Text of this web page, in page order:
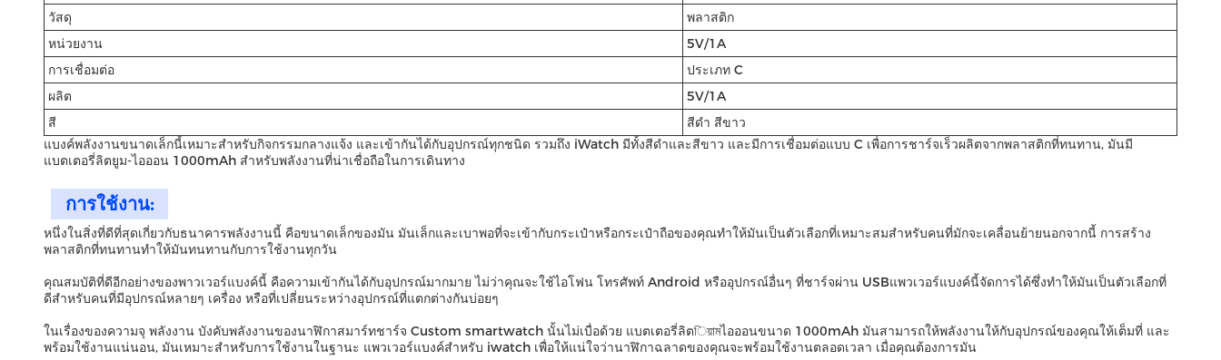
วัสดุ
พลาสติก
หน่วยงาน
5V/1A
การเชื่อมต่อ
ประเภท C
ผลิต
5V/1A
สี
สีดํา สีขาว
แบงค์พลังงานขนาดเล็กนี้เหมาะสําหรับกิจกรรมกลางแจ้ง และเข้ากันได้กับอุปกรณ์ทุกชนิด รวมถึง iWatch มีทั้งสีดําและสีขาว และมีการเชื่อมต่อแบบ C เพื่อการชาร์จเร็วผลิตจากพลาสติกที่ทนทาน, มันมี
แบตเตอรี่ลิตยูม-ไอออน 1000mAh สําหรับพลังงานที่น่าเชื่อถือในการเดินทาง
การใช้งาน:
หนึ่งในสิ่งที่ดีที่สุดเกี่ยวกับธนาคารพลังงานนี้ คือขนาดเล็กของมัน มันเล็กและเบาพอที่จะเข้ากับกระเป๋าหรือกระเป๋าถือของคุณทําให้มันเป็นตัวเลือกที่เหมาะสมสําหรับคนที่มักจะเคลื่อนย้ายนอกจากนี้ การสร้าง
พลาสติกที่ทนทานทําให้มันทนทานกับการใช้งานทุกวัน
คุณสมบัติที่ดีอีกอย่างของพาวเวอร์แบงค์นี้ คือความเข้ากันได้กับอุปกรณ์มากมาย ไม่ว่าคุณจะใช้ไอโฟน โทรศัพท์ Android หรืออุปกรณ์อื่นๆ ที่ชาร์จผ่าน USBแพวเวอร์แบงค์นี้จัดการได้ซึ่งทําให้มันเป็นตัวเลือกที่
ดีสําหรับคนที่มีอุปกรณ์หลายๆ เครื่อง หรือที่เปลี่ยนระหว่างอุปกรณ์ที่แตกต่างกันบ่อยๆ
ในเรื่องของความจุ พลังงาน บังคับพลังงานของนาฬิกาสมาร์ทชาร์จ Custom smartwatch นั้นไม่เบื่อด้วย แบตเตอรี่ลิตিয়ামไอออนขนาด 1000mAh มันสามารถให้พลังงานให้กับอุปกรณ์ของคุณให้เต็มที่ และ
พร้อมใช้งานแน่นอน, มันเหมาะสําหรับการใช้งานในฐานะ แพวเวอร์แบงค์สําหรับ iwatch เพื่อให้แน่ใจว่านาฬิกาฉลาดของคุณจะพร้อมใช้งานตลอดเวลา เมื่อคุณต้องการมัน